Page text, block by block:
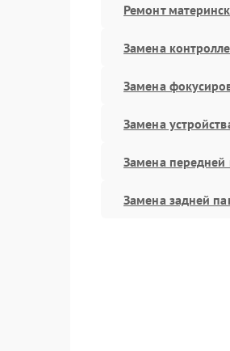
Ремонт
Замена
Замена
Замена
Замена передней
Замена задней